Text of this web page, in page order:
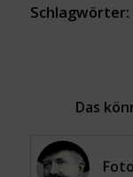
Schlagwörter:
Das